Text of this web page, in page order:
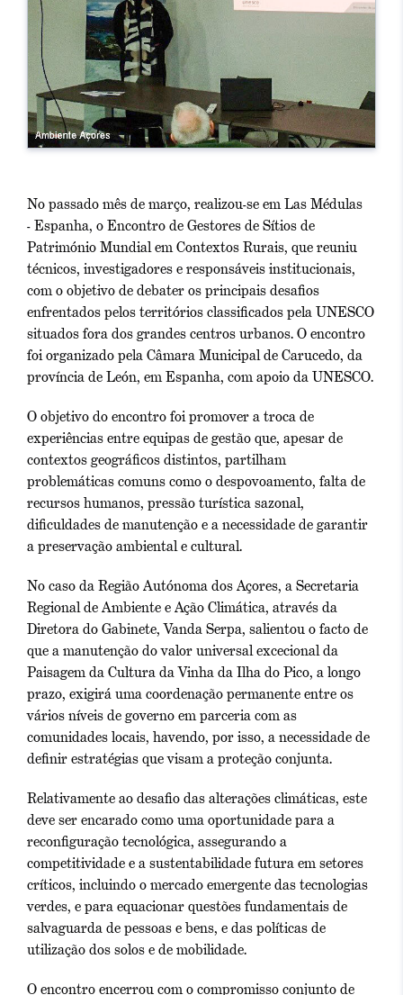
No passado mês de março, realizou-se em Las Médulas
- Espanha, o Encontro de Gestores de Sítios de
Património Mundial em Contextos Rurais, que reuniu
técnicos, investigadores e responsáveis institucionais,
com o objetivo de debater os principais desafios
enfrentados pelos territórios classificados pela UNESCO
situados fora dos grandes centros urbanos. O encontro
foi organizado pela Câmara Municipal de Carucedo, da
província de León, em Espanha, com apoio da UNESCO.
O objetivo do encontro foi promover a troca de
experiências entre equipas de gestão que, apesar de
contextos geográficos distintos, partilham
problemáticas comuns como o despovoamento, falta de
recursos humanos, pressão turística sazonal,
dificuldades de manutenção e a necessidade de garantir
a preservação ambiental e cultural.
No caso da Região Autónoma dos Açores, a Secretaria
Regional de Ambiente e Ação Climática, através da
Diretora do Gabinete, Vanda Serpa, salientou o facto de
que a manutenção do valor universal excecional da
Paisagem da Cultura da Vinha da Ilha do Pico, a longo
prazo, exigirá uma coordenação permanente entre os
vários níveis de governo em parceria com as
comunidades locais, havendo, por isso, a necessidade de
definir estratégias que visam a proteção conjunta.
Relativamente ao desafio das alterações climáticas, este
deve ser encarado como uma oportunidade para a
reconfiguração tecnológica, assegurando a
competitividade e a sustentabilidade futura em setores
críticos, incluindo o mercado emergente das tecnologias
verdes, e para equacionar questões fundamentais de
salvaguarda de pessoas e bens, e das políticas de
utilização dos solos e de mobilidade.
O encontro encerrou com o compromisso conjunto de